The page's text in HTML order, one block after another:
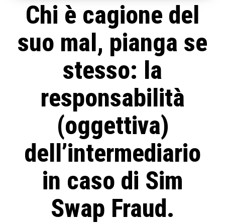
Chi è cagione del
suo mal, pianga se
stesso: la
responsabilità
(oggettiva)
dell’intermediario
in caso di Sim
Swap Fraud.